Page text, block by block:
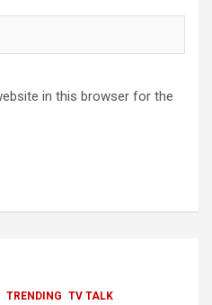
in this browser for the
TRENDING TV TALK